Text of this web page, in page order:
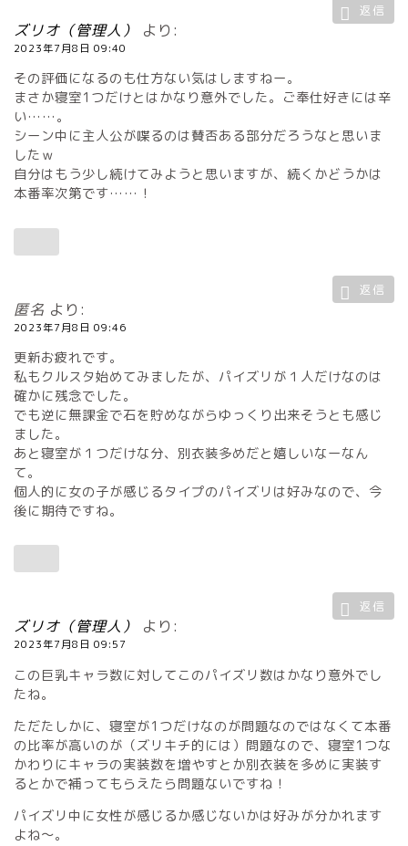
返信
ズリオ（管理人） より:
2023年7月8日 09:40
その評価になるのも仕方ない気はしますねー。
まさか寝室1つだけとはかなり意外でした。ご奉仕好きには辛
い……。
シーン中に主人公が喋るのは賛否ある部分だろうなと思いま
したｗ
自分はもう少し続けてみようと思いますが、続くかどうかは
本番率次第です……！
返信
匿名 より:
2023年7月8日 09:46
更新お疲れです。
私もクルスタ始めてみましたが、パイズリが１人だけなのは
確かに残念でした。
でも逆に無課金で石を貯めながらゆっくり出来そうとも感じ
ました。
あと寝室が１つだけな分、別衣装多めだと嬉しいなーなん
て。
個人的に女の子が感じるタイプのパイズリは好みなので、今
後に期待ですね。
返信
ズリオ（管理人） より:
2023年7月8日 09:57
この巨乳キャラ数に対してこのパイズリ数はかなり意外でし
たね。
ただたしかに、寝室が1つだけなのが問題なのではなくて本番
の比率が高いのが（ズリキチ的には）問題なので、寝室1つな
かわりにキャラの実装数を増やすとか別衣装を多めに実装す
るとかで補ってもらえたら問題ないですね！
パイズリ中に女性が感じるか感じないかは好みが分かれます
よね～。